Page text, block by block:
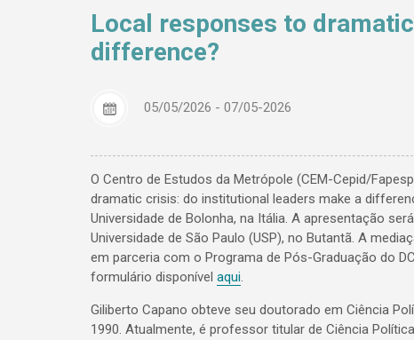
Local responses to
difference?
05/05/2026 - 07/05-2026
​O Centro de Estudos da Metrópole (CEM-Cepid/
dramatic crisis: do institutional leaders make a
Universidade de Bolonha, na Itália. A apresentação
Universidade de São Paulo (USP), no Butantã. A
em parceria com o Programa de Pós-Graduação do
formulário disponível aqui.
Giliberto Capano obteve seu doutorado em Ciência
1990. Atualmente, é professor titular de Ciência